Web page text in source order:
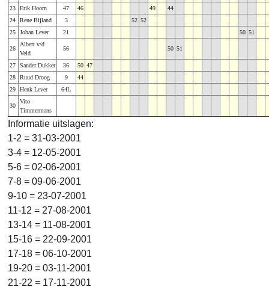
23 Erik Hoorn 47 46 49
44
24
Rene Bijland 3 52 52
25
Johan Lever 21 50 51
26
Albert v/d
Veld
56 50 51
27 Sander Dukker 36 50 47
28
Ruud Droog 9
44
29
Henk Lever 64L
30
Vito
Timmermans
Informatie uitslagen:
1-2 = 31-03-2001
3-4 = 12-05-2001
5-6 = 02-06-2001
7-8 = 09-06-2001
9-10 = 23-07-2001
11-12 = 27-08-2001
13-14 = 11-08-2001
15-16 = 22-09-2001
17-18 = 06-10-2001
19-20 = 03-11-2001
21-22 = 17-11-2001